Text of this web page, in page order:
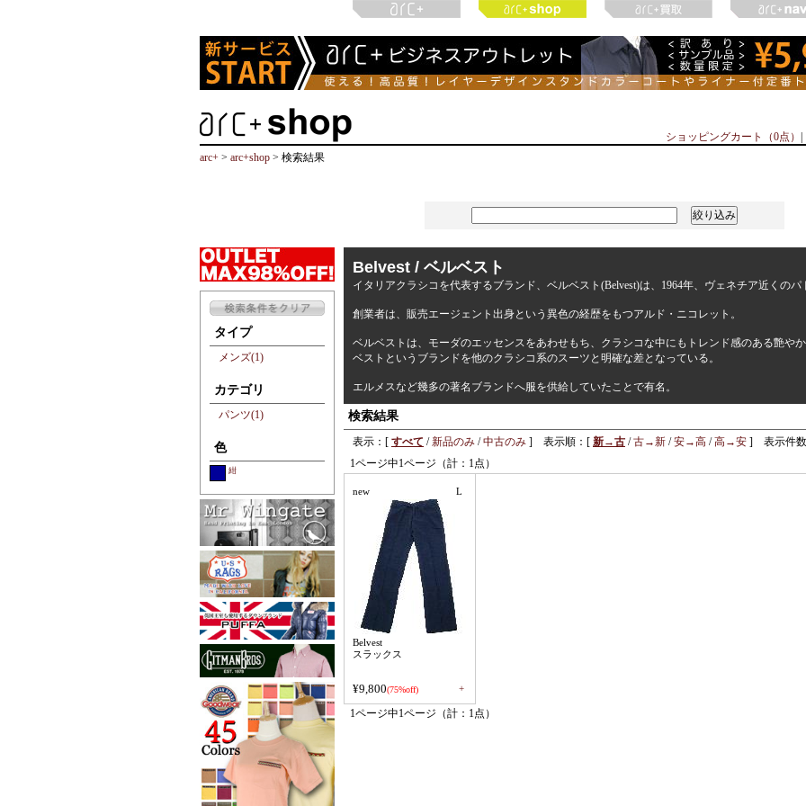
ショッピングカート（0点）
arc+ > arc+shop > 検索結果
タイプ
メンズ(1)
カテゴリ
パンツ(1)
色
紺
Belvest / ベルベスト
イタリアクラシコを代表するブランド、ベルベスト(Belvest)は、1964年、ヴェネチア近くのパ
創業者は、販売エージェント出身という異色の経歴をもつアルド・ニコレット。
ベルベストは、モーダのエッセンスをあわせもち、クラシコな中にもトレンド感のある艶や
ベストというブランドを他のクラシコ系のスーツと明確な差となっている。
エルメスなど幾多の著名ブランドへ服を供給していたことで有名。
検索結果
表示：[ すべて /新品のみ /中古のみ ] 表示順：[ 新→古 /古→新 /安→高 /高→安 ] 表示件
1ページ中1ページ（計：1点）
new L
Belvest
スラックス
¥9,800(75%off) +
1ページ中1ページ（計：1点）